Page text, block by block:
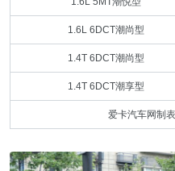
1.6L 6DCT潮尚型
1.4T 6DCT潮尚型
1.4T 6DCT潮享型
爱卡汽车网制